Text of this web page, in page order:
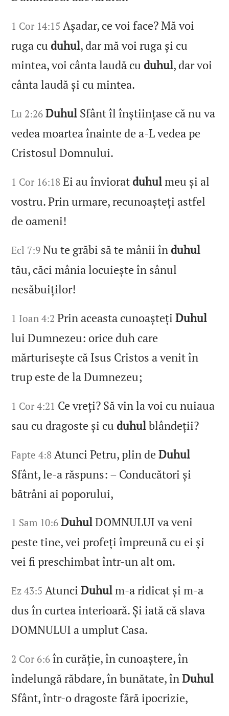
1 Cor 14:15 Așadar, ce voi face? Mă voi
ruga cu duhul, dar mă voi ruga și cu
mintea, voi cânta laudă cu duhul, dar voi
cânta laudă și cu mintea.
Lu 2:26 Duhul Sfânt îl înștiințase că nu va
vedea moartea înainte de a‑L vedea pe
Cristosul Domnului.
1 Cor 16:18 Ei au înviorat duhulmeu și al
vostru. Prin urmare, recunoașteți astfel
de oameni!
Ecl 7:9 Nu te grăbi să te mânii în duhul
tău, căci mânia locuiește în sânul
nesăbuiților!
1 Ioan 4:2 Prin aceasta cunoaștețiDuhul
lui Dumnezeu: orice duh care
mărturisește că Isus Cristos a venit în
trup este de la Dumnezeu;
1 Cor 4:21 Ce vreți? Să vin la voi cu nuiaua
sau cu dragoste și cu duhulblândeții?
Fapte 4:8 Atunci Petru, plin deDuhul
Sfânt, le‑a răspuns: – Conducători și
bătrâni ai poporului,
1 Sam 10:6 DuhulDOMNULUI va veni
peste tine, vei profeți împreună cu ei și
vei fi preschimbat într‑un alt om.
Ez 43:5 AtunciDuhulm‑a ridicat și m‑a
dus în curtea interioară. Și iată că slava
DOMNULUI a umplut Casa.
2 Cor 6:6 în curăție, în cunoaștere, în
îndelungă răbdare, în bunătate, înDuhul
Sfânt, într‑o dragoste fără ipocrizie,